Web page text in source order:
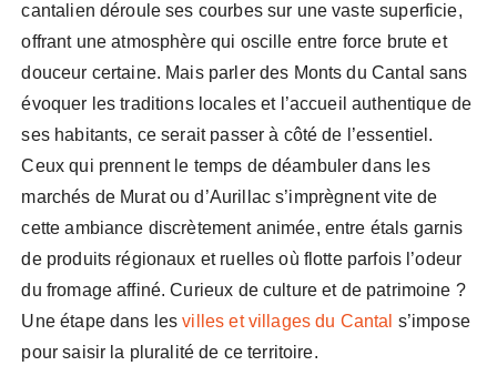
cantalien déroule ses courbes sur une vaste superficie,
offrant une atmosphère qui oscille entre force brute et
douceur certaine. Mais parler des Monts du Cantal sans
évoquer les traditions locales et l’accueil authentique de
ses habitants, ce serait passer à côté de l’essentiel.
Ceux qui prennent le temps de déambuler dans les
marchés de Murat ou d’Aurillac s’imprègnent vite de
cette ambiance discrètement animée, entre étals garnis
de produits régionaux et ruelles où flotte parfois l’odeur
du fromage affiné. Curieux de culture et de patrimoine ?
Une étape dans lesvilles et villages du Cantal s’impose
pour saisir la pluralité de ce territoire.